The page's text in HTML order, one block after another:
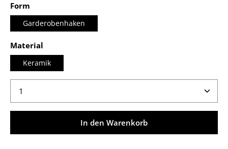
Form
Garderobenhaken
Material
Keramik
Produkt Anzahl: Gib den gewünschten Wert ein
In den Warenkorb